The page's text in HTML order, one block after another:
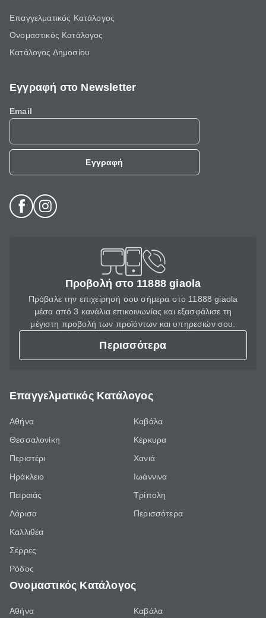
Επαγγελματικός Κατάλογος
Ονομαστικός Κατάλογος
Κατάλογος Δημοσίου
Εγγραφή στο Newsletter
Email
Εγγραφή
Προβολή στο 11888 giaola
Πρόβαλε την επιχείρησή σου σήμερα στο 11888 giaola
μέσα από 3 κανάλια επικοινωνίας και εξασφάλισε τη
μέγιστη προβολή των προϊόντων και υπηρεσιών σου.
Περισσότερα
Επαγγελματικός Κατάλογος
Αθήνα
Θεσσαλονίκη
Περιστέρι
Ηράκλειο
Πειραιάς
Λάρισα
Καλλιθέα
Σέρρες
Ρόδος
Καβάλα
Κέρκυρα
Χανιά
Ιωάννινα
Τρίπολη
Περισσότερα
Ονομαστικός Κατάλογος
Αθήνα Καβάλα